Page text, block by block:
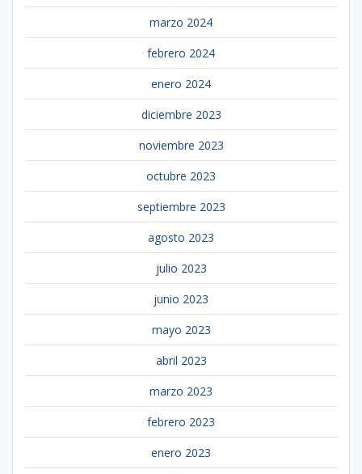
marzo 2024
febrero 2024
enero 2024
diciembre 2023
noviembre 2023
octubre 2023
septiembre 2023
agosto 2023
julio 2023
junio 2023
mayo 2023
abril 2023
marzo 2023
febrero 2023
enero 2023